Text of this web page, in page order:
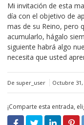
Mi invitación de esta
día con el objetivo de
mas de su Reino, pero
acumularlo, hágalo
siguiente habrá algo
necesita que usted
De super_user Octubre 31,
¡Comparte esta entrada,